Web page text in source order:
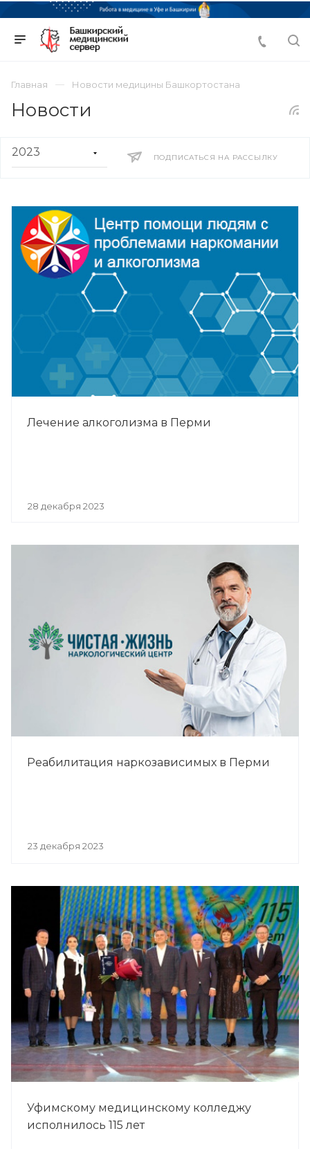
Главная Новости медицины Башкортостана
Новости
ПОДПИСАТЬСЯ НА РАССЫЛКУ
Лечение алкоголизма в Перми
28 декабря 2023
Реабилитация наркозависимых в Перми
23 декабря 2023
Уфимскому медицинскому колледжу
исполнилось 115 лет